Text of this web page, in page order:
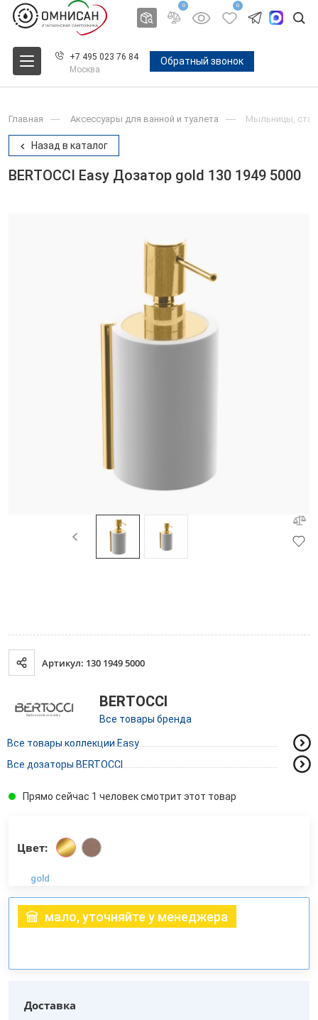
0 0
+7 495 023 76 84
Москва
Обратный звонок
Главная Аксессуары для ванной и туалета Мыльницы,
Назад в каталог
BERTOCCI Easy Дозатор gold 130 1949 5000
Артикул: 130 1949 5000
BERTOCCI
Все товары бренда
Все товары коллекции Easy
Все дозаторы BERTOCCI
Прямо сейчас 1 человек смотрит этот товар
Цвет:
gold
мало, уточняйте у менеджера
Доставка